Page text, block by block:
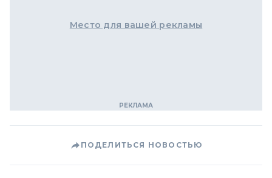
Место для вашей рекламы
ПОДЕЛИТЬСЯ НОВОСТЬЮ